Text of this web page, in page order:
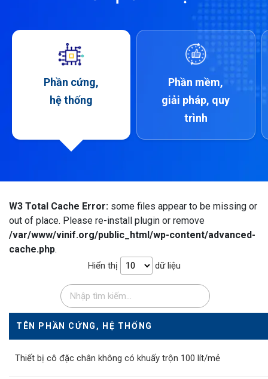
Phần cứng,
hệ thống
Phần mềm,
giải pháp, quy
trình
W3 Total Cache Error: some files appear to be missing or
out of place. Please re-install plugin or remove
/var/www/vinif.org/public_html/wp-content/advanced-
cache.php.
Hiển thị dữ liệu
TÊN PHẦN CỨNG, HỆ THỐNG
Thiết bị cô đặc chân không có khuấy trộn 100 lít/mẻ